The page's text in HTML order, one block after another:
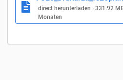
direct herunterladen · 331.92
Monaten